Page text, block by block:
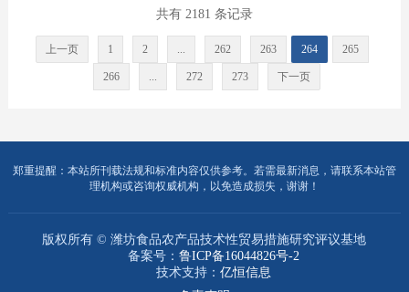
共有 2181 条记录
上一页 1 2 ... 262 263 264 265
266 ... 272 273 下一页
郑重提醒：本站所刊载法规和标准内容仅供参考。若需最新消息，请联系本站管
理机构或咨询权威机构，以免造成损失，谢谢！
版权所有 © 潍坊食品农产品技术性贸易措施研究评议基地
备案号： 鲁ICP备16044826号-2
技术支持： 亿恒信息